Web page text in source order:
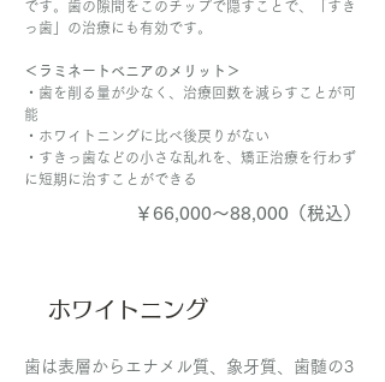
です。歯の隙間をこのチップで隠すことで、「すき
っ歯」の治療にも有効です。
＜ラミネートベニアのメリット＞
・歯を削る量が少なく、治療回数を減らすことが可
能
・ホワイトニングに比べ後戻りがない
・すきっ歯などの小さな乱れを、矯正治療を行わず
に短期に治すことができる
￥66,000～88,000（税込）
ホワイトニング
歯は表層からエナメル質、象牙質、歯髄の3